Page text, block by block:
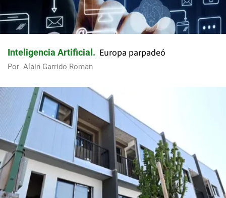
Inteligencia Artificial Europa parpadeó
Por Alain Garrido Roman